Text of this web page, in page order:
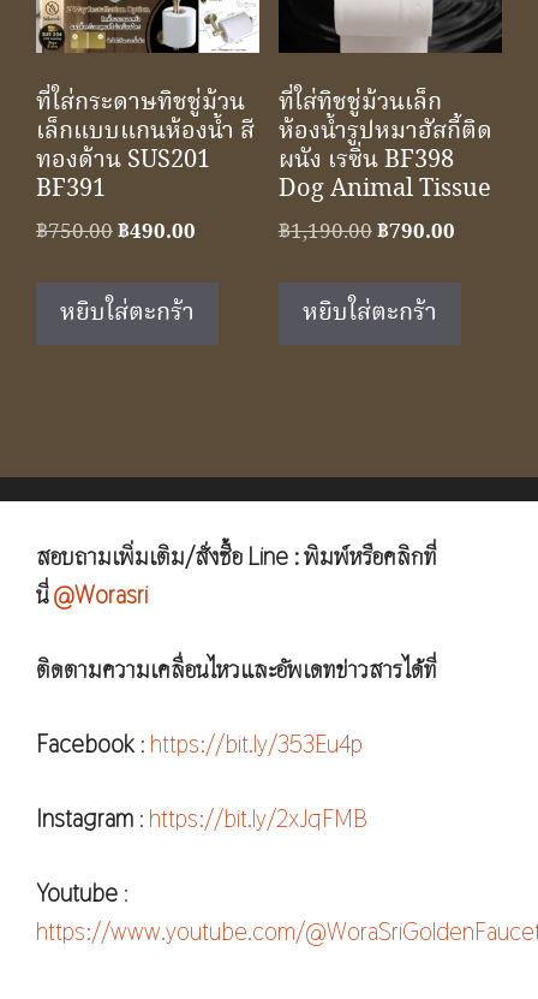
ที่ใส่กระดาษทิชชู่ม้วน
เล็กแบบแกนห้องน้ำ สี
ทองด้าน SUS201
BF391
฿750.00Original
was:
฿750.00.
฿490.00
หยิบใส่ตะกร้า
ที่ใส่ทิชชู่ม้วนเล็ก
ห้องน้ำรูปหมาฮัสกี้ติด
ผนัง เรซิ่น BF398
Dog Animal Tissue
฿1,190.00Original
was:
฿1,190.00.
฿790.00Current
หยิบใส่ตะกร้า
สอบถามเพิ่มเติม/สั่งซื้อ Line : พิมพ์หรือคลิกที่
นี่@Worasri
ติดตามความเคลื่อนไหวและอัพเดทข่าวสารได้ที่
Facebook : https://bit.ly/353Eu4p
Instagram : https://bit.ly/2xJqFMB
Youtube :
https://www.youtube.com/